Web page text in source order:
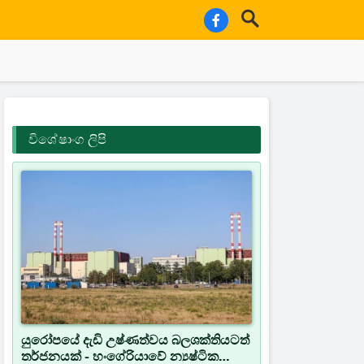
විශේෂාංග ලිපි
යුරෝපයේ දැඩි උෂ්ණත්වය බලශක්තියටත්
තර්ජනයක් - හංගේරියාවේ න්‍යෂ්ටික